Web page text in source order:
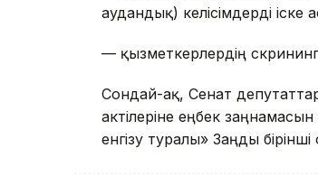
аудандық) келісімдерді
— қызметкерлердің
Сондай-ақ, Сенат
актілеріне еңбек
енгізу туралы» Заңды